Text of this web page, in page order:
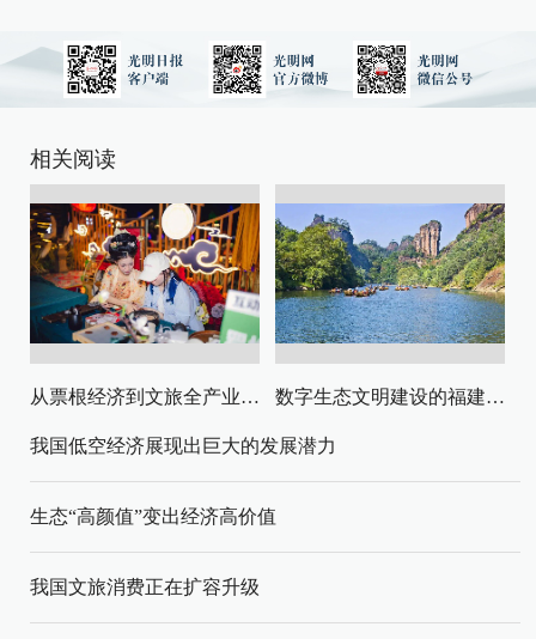
相关阅读
从票根经济到文旅全产业链升级 数字生态文明建设的福建路径与启示
我国低空经济展现出巨大的发展潜力
生态“高颜值”变出经济高价值
我国文旅消费正在扩容升级